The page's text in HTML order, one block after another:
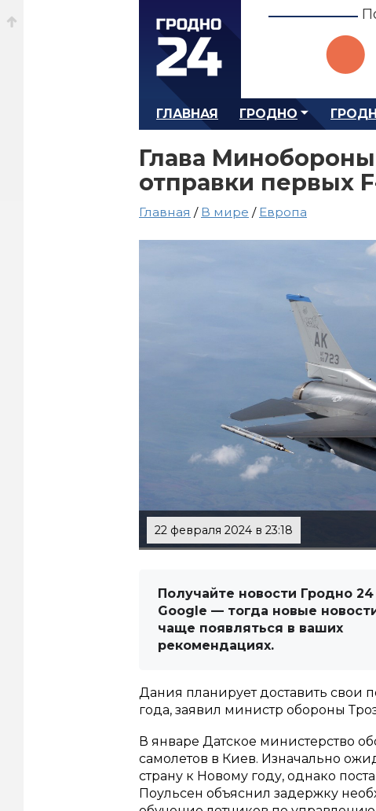
ГЛАВНАЯ ГРОДНО
Глава
отправки первых
Главная / В мире / Европа
22 февраля 2024 в 23:18
Получайте новости Гродно 24
Google — тогда новые
чаще появляться в ваших
рекомендациях.
Дания планирует доставить свои
года, заявил министр обороны
В январе Датское министерство
самолетов в Киев. Изначально
страну к Новому году, однако
Поульсен объяснил задержку